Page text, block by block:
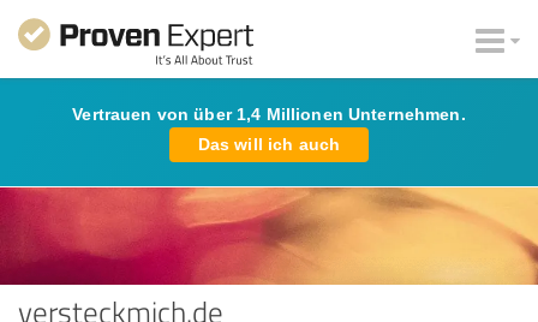
Vertrauen von über 1,4 Millionen Unternehmen.
Das will ich auch
versteckmich.de